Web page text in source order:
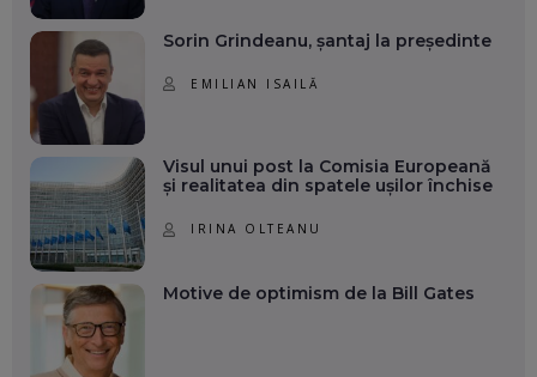
Sorin Grindeanu, șantaj la președinte
EMILIAN ISAILĂ
Visul unui post la Comisia Europeană
și realitatea din spatele ușilor închise
IRINA OLTEANU
Motive de optimism de la Bill Gates